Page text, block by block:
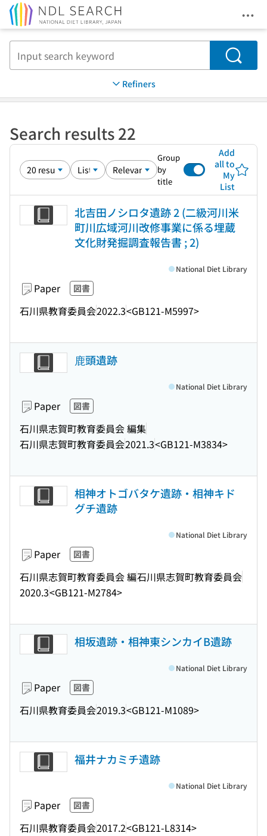
Search
Refiners
Search results 22
Group
by
title
Add
all to
My
List
北吉田ノシロタ遺跡 2 (二級河川米
町川広域河川改修事業に係る埋蔵
文化財発掘調査報告書 ; 2)
Paper 図書
石川県教育委員会2022.3<GB121-M5997>
National Diet Library
鹿頭遺跡
Paper 図書
石川県志賀町教育委員会 編集
石川県志賀町教育委員会2021.3<GB121-M3834>
National Diet Library
相神オトゴバタケ遺跡・相神キド
グチ遺跡
Paper 図書
石川県志賀町教育委員会 編石川県志賀町教育委員会
2020.3<GB121-M2784>
National Diet Library
相坂遺跡・相神東シンカイB遺跡
Paper 図書
石川県教育委員会2019.3<GB121-M1089>
National Diet Library
福井ナカミチ遺跡
Paper 図書
石川県教育委員会2017.2<GB121-L8314>
National Diet Library